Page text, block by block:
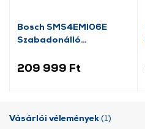
Bosch SMS4EMI06E
Szabadonálló
209 999 Ft
Vásárlói vélemények(1)